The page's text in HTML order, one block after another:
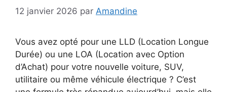
12 janvier 2026 par Amandine
Vous avez opté pour une LLD (Location Longue
Durée) ou une LOA (Location avec Option
d’Achat) pour votre nouvelle voiture, SUV,
utilitaire ou même véhicule électrique ? C’est